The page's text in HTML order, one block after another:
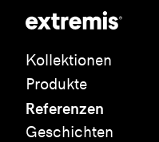
Kollektionen
Produkte
Referenzen
Geschichten